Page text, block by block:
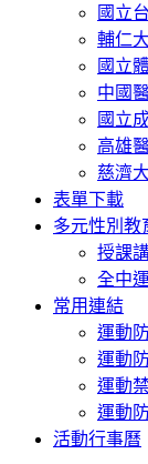
國立
輔仁
國立
中國
國立
高雄
慈濟
表單下載
多元性別教
授課
全中
常用連結
運動
運動
運動
運動
活動行事曆